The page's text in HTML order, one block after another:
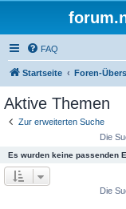
FAQ
Startseite Foren-
Aktive Themen
Zur erweiterten Suche
Die
Es wurden keine passenden
Die